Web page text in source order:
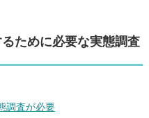
ために必要な実態調査
調査が必要